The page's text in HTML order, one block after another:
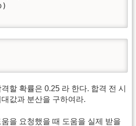
할 확률은 0.25 라 한다. 합격 전 시
값과 분산을 구하여라.
을 요청했을 때 도움을 실제 받을